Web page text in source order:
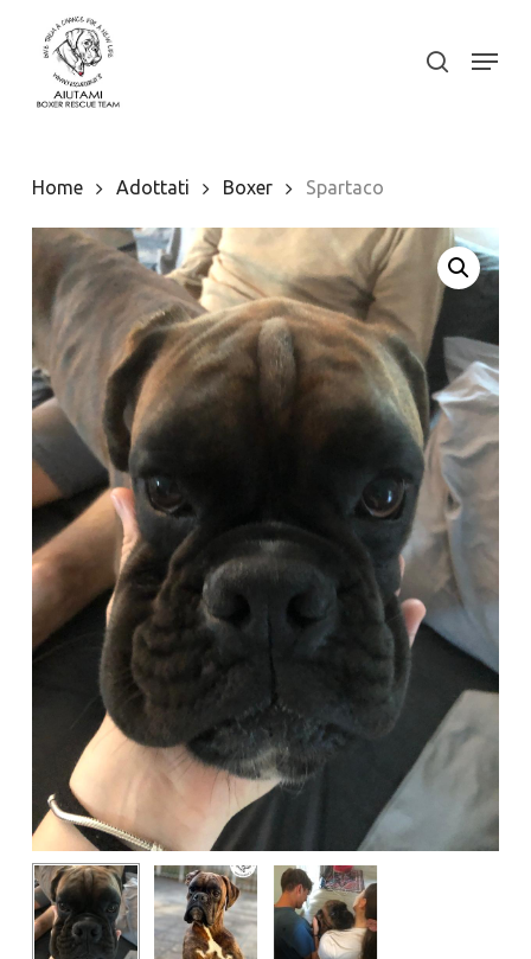
content
search
Menu
Home Adottati Boxer Spartaco
Close